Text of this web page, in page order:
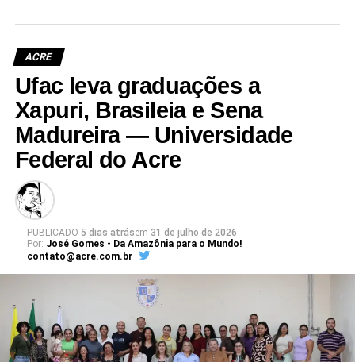
abordando temas como biodiversidade, saúde, mudanças
naturais.
Para se inscrever e consultar a programação,acesse o site do
evento.
Leia Mais: UFAC
ACRE
Ufac leva graduações a
Xapuri, Brasileia e Sena
Madureira — Universidade
Federal do Acre
PUBLICADO 5 dias atrásem 31 de julho de 2026
Por: José Gomes - Da Amazônia para o Mundo!
contato@acre.com.br